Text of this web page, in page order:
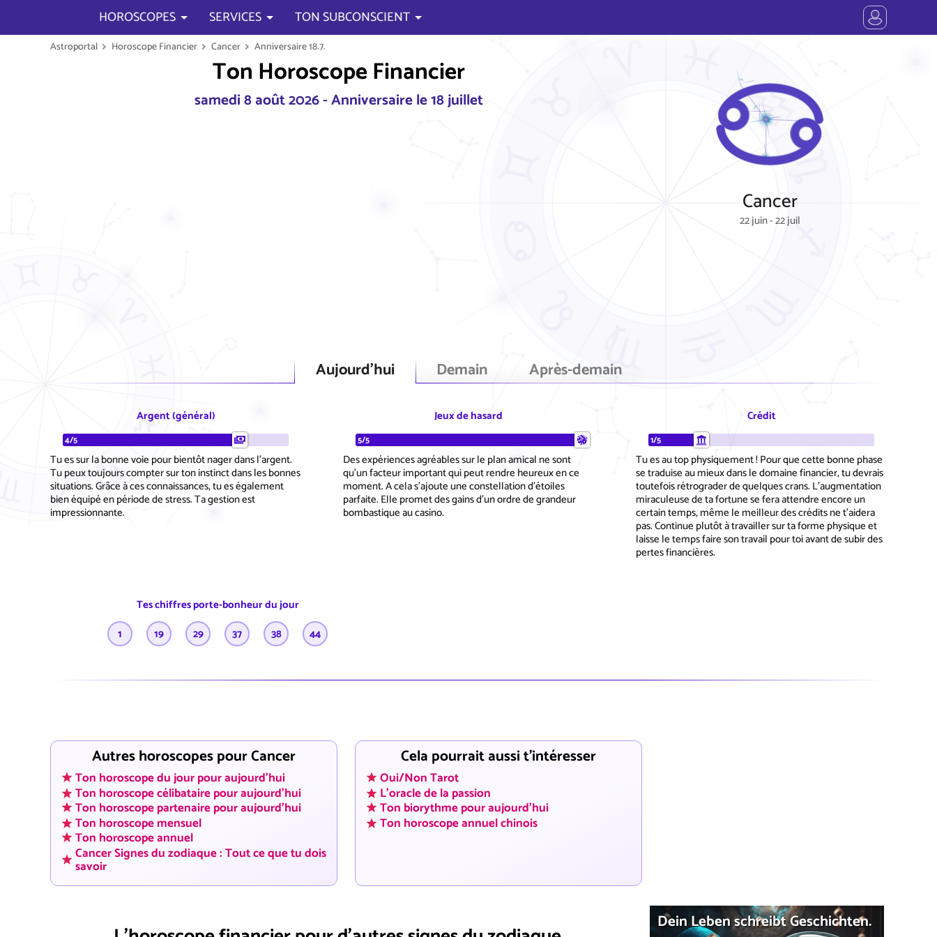
HOROSCOPES SERVICES TON SUBCONSCIENT
Astroportal Horoscope Financier Cancer Anniversaire 18.7.
Ton Horoscope Financier
samedi 8 août 2026 - Anniversaire le 18 juillet
Cancer
22 juin - 22 juil
Aujourd'hui Demain Après-demain
Argent (général)
4/5
Tu es sur la bonne voie pour bientôt nager dans l'argent.
Tu peux toujours compter sur ton instinct dans les bonnes
situations. Grâce à ces connaissances, tu es également
bien équipé en période de stress. Ta gestion est
impressionnante.
Jeux de hasard
5/5
Des expériences agréables sur le plan amical ne sont
qu'un facteur important qui peut rendre heureux en ce
moment. A cela s'ajoute une constellation d'étoiles
parfaite. Elle promet des gains d'un ordre de grandeur
bombastique au casino.
Crédit
1/5
Tu es au top physiquement ! Pour que cette bonne phase
se traduise au mieux dans le domaine financier, tu devrais
toutefois rétrograder de quelques crans. L'augmentation
miraculeuse de ta fortune se fera attendre encore un
certain temps, même le meilleur des crédits ne t'aidera
pas. Continue plutôt à travailler sur ta forme physique et
laisse le temps faire son travail pour toi avant de subir des
pertes financières.
Tes chiffres porte-bonheur du jour
1
19 29 37 38 44
Autres horoscopes pour Cancer
Ton horoscope du jour pour aujourd'hui
Ton horoscope célibataire pour aujourd'hui
Ton horoscope partenaire pour aujourd'hui
Ton horoscope mensuel
Ton horoscope annuel
Cancer Signes du zodiaque : Tout ce que tu dois
savoir
Cela pourrait aussi t'intéresser
Oui/Non Tarot
L'oracle de la passion
Ton biorythme pour aujourd'hui
Ton horoscope annuel chinois
Dein Leben schreibt Geschichten.